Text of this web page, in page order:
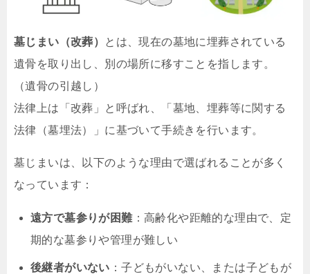
墓じまい（改葬）
とは、現在の墓地に埋葬されている
遺骨を取り出し、別の場所に移すことを指します。
（遺骨の引越し）
法律上は「改葬」と呼ばれ、「墓地、埋葬等に関する
法律（墓埋法）」に基づいて手続きを行います。
墓じまいは、以下のような理由で選ばれることが多く
なっています：
遠方で墓参りが困難：高齢化や距離的な理由で、定
期的な墓参りや管理が難しい
後継者がいない ：子どもがいない、または子どもが